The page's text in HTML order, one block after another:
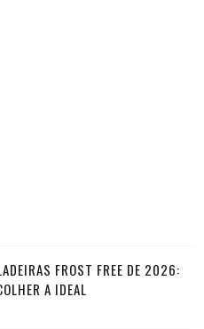
FROST FREE DE 2026:
A IDEAL